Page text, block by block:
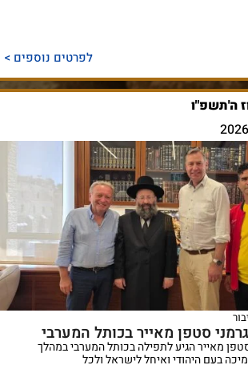
לפרטים נוספים >
ה'תשפ"ו
סטפן מאייר בכותל המערבי
מאייר הגיע לתפילה בכותל המערבי במהלך
בעם היהודי ואיחל לישראל ולכל